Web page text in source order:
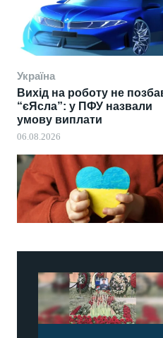
Україна
Вихід на роботу не
“єЯсла”: у ПФУ назвали
умову виплати
06.08.2026